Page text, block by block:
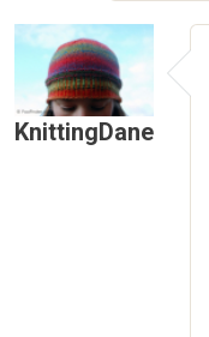
KnittingDane